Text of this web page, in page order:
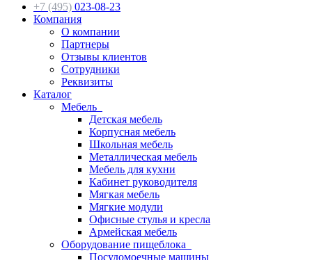
+7 (495) 023-08-23
Компания
О компании
Партнеры
Отзывы клиентов
Сотрудники
Реквизиты
Каталог
Мебель
Детская мебель
Корпусная мебель
Школьная мебель
Металлическая мебель
Мебель для кухни
Кабинет руководителя
Мягкая мебель
Мягкие модули
Офисные стулья и кресла
Армейская мебель
Оборудование пищеблока
Посудомоечные машины